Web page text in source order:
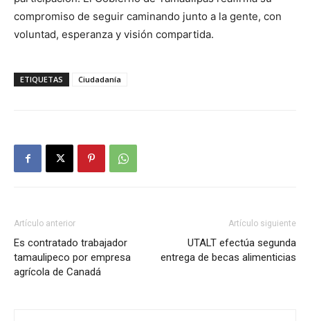
compromiso de seguir caminando junto a la gente, con
voluntad, esperanza y visión compartida.
ETIQUETAS Ciudadanía
Artículo anterior
Es contratado trabajador
tamaulipeco por empresa
agrícola de Canadá
Artículo siguiente
UTALT efectúa segunda
entrega de becas alimenticias